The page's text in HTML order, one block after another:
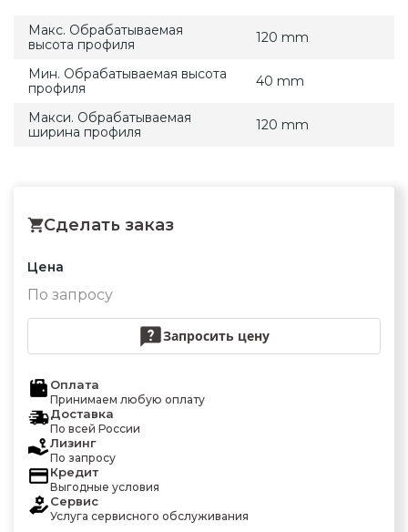
Макс. Обрабатываемая
высота профиля
120 mm
Мин. Обрабатываемая высота
профиля
40 mm
Макси. Обрабатываемая
ширина профиля
120 mm
Сделать заказ
Цена
По запросу
Запросить цену
Оплата
Принимаем любую оплату
Доставка
По всей России
Лизинг
По запросу
Кредит
Выгодные условия
Сервис
Услуга сервисного обслуживания